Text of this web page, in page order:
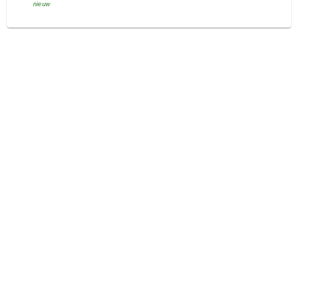
nieuw